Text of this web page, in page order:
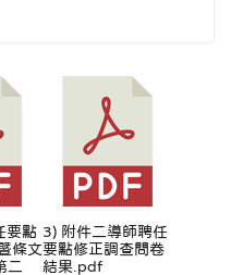
要點
條文
二
3) 附件二導師聘任
要點修正調查問卷
結果.pdf